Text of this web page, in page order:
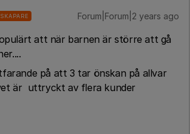
Forum|Forum|2 years ago
att när barnen är större att gå
på att 3 tar önskan på allvar
är uttryckt av flera kunder